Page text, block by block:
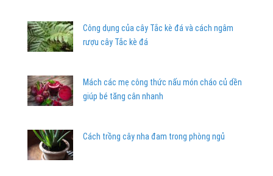
Công dụng của cây Tắc kè đá và cách ngâm
rượu cây Tắc kè đá
Mách các mẹ công thức nấu món cháo củ dền
giúp bé tăng cân nhanh
Cách trồng cây nha đam trong phòng ngủ